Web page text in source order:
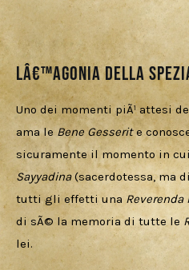
Lâ€™agonia della
Uno dei momenti piÃ¹ attesi
ama le Bene Gesserit e
sicuramente il momento in
Sayyadina (sacerdotessa, ma
tutti gli effetti una Reverenda
di sÃ© la memoria di tutte le
lei.